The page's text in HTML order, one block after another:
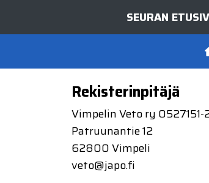
SEURAN
Rekisterinpitäjä
Vimpelin Veto ry 0527151-
Patruunantie 12
62800 Vimpeli
veto@japo.fi